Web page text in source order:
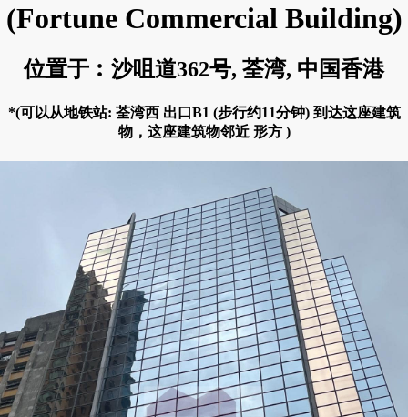
(Fortune Commercial Building)
位置于︰沙咀道362号, 荃湾, 中国香港
*(可以从地铁站: 荃湾西 出口B1 (步行约11分钟) 到达这座建筑
物，这座建筑物邻近 形方 )